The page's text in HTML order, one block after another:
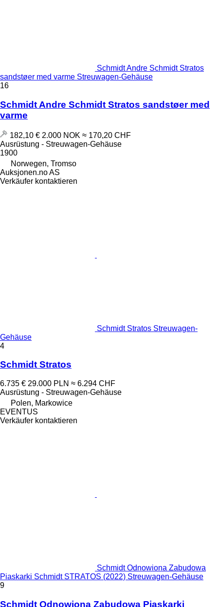
Schmidt Andre Schmidt Stratos
sandstøer med varme Streuwagen-Gehäuse
16
Schmidt Andre Schmidt Stratos sandstøer med
varme
182,10 € 2.000 NOK ≈ 170,20 CHF
Ausrüstung - Streuwagen-Gehäuse
1900
Norwegen, Tromso
Auksjonen.no AS
Verkäufer kontaktieren
Schmidt Stratos Streuwagen-
Gehäuse
4
Schmidt Stratos
6.735 € 29.000 PLN ≈ 6.294 CHF
Ausrüstung - Streuwagen-Gehäuse
Polen, Markowice
EVENTUS
Verkäufer kontaktieren
Schmidt Odnowiona Zabudowa
Piaskarki Schmidt STRATOS (2022) Streuwagen-Gehäuse
9
Schmidt Odnowiona Zabudowa Piaskarki